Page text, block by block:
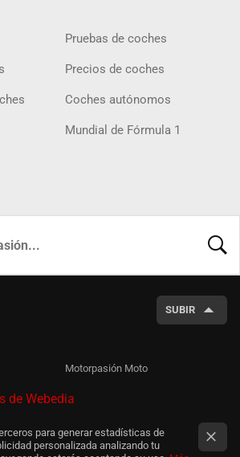
Pruebas de coches
Precios de coches
Coches autónomos
Mundial de Fórmula 1
SUBIR
Motorpasión Moto
de Webedia
para generar estadísticas de
personalizada analizando tu